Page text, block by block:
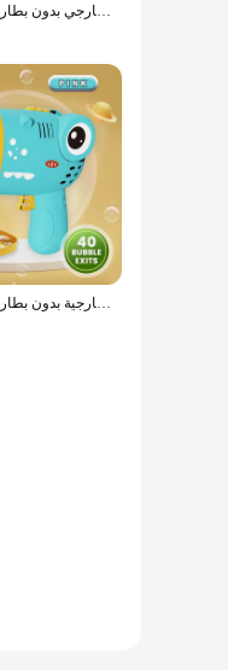
آلة فقاعات محمولة على شكل فقاعات للأطفال على شكل ديناصور، مسدس فقاعات للعبة خارجي بدون بطارية ومياه فقاعية
لعبة محمولة على شكل آلة فقاعات ديناصور جديدة مكونة من 40 فتحة، لعبة مسدس فقاعات كهربائي لحفلات الزفاف الخارجية بدون بطارية ومياه فقاعية